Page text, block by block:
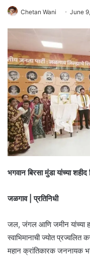
Chetan Wani June
भगवान बिरसा मुंडा यांच्या शहीद
जळगाव | प्रतिनिधी
जल, जंगल आणि जमीन यांच्या
स्वाभिमानाची ज्योत प्रज्वलित
महान क्रांतिकारक जननायक